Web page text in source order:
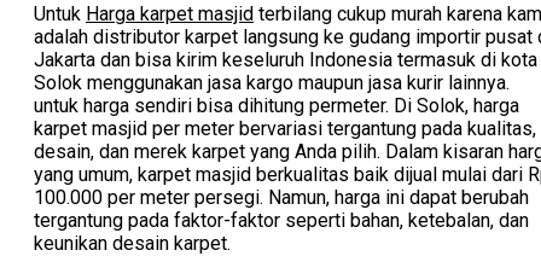
Untuk Harga karpet masjid terbilang cukup murah karena
adalah distributor karpet langsung ke gudang importir pusat
Jakarta dan bisa kirim keseluruh Indonesia termasuk di kota
Solok menggunakan jasa kargo maupun jasa kurir lainnya.
untuk harga sendiri bisa dihitung permeter. Di Solok, harga
karpet masjid per meter bervariasi tergantung pada kualitas,
desain, dan merek karpet yang Anda pilih. Dalam kisaran
yang umum, karpet masjid berkualitas baik dijual mulai dari
100.000 per meter persegi. Namun, harga ini dapat berubah
tergantung pada faktor-faktor seperti bahan, ketebalan, dan
keunikan desain karpet.